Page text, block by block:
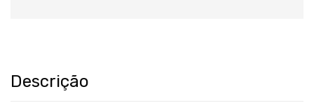
Descrição